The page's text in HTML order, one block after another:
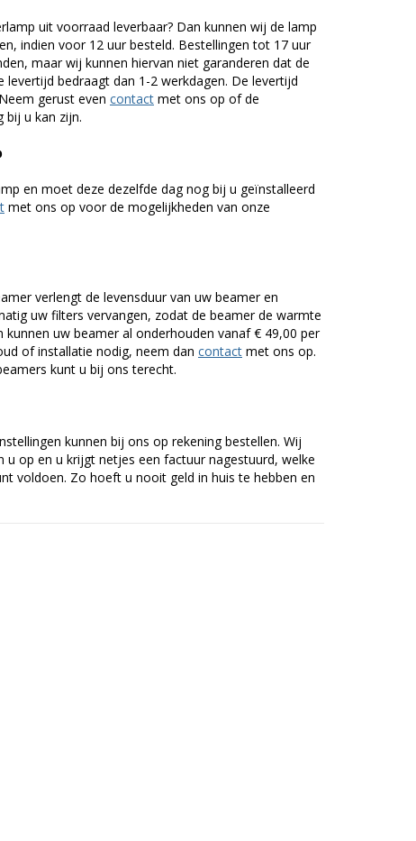
uit voorraad leverbaar? Dan kunnen wij de lamp
indien voor 12 uur besteld. Bestellingen tot 17 uur
maar wij kunnen hiervan niet garanderen dat de
levertijd bedraagt dan 1-2 werkdagen. De levertijd
gerust even contact met ons op of de
bij u kan zijn.
en moet deze dezelfde dag nog bij u geïnstalleerd
met ons op voor de mogelijkheden van onze
verlengt de levensduur van uw beamer en
uw filters vervangen, zodat de beamer de warmte
kunnen uw beamer al onderhouden vanaf € 49,00 per
of installatie nodig, neem dan contact met ons op.
kunt u bij ons terecht.
kunnen bij ons op rekening bestellen. Wij
u op en u krijgt netjes een factuur nagestuurd, welke
voldoen. Zo hoeft u nooit geld in huis te hebben en